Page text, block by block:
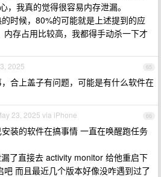
，我真的觉得很容易内存泄漏。
时候，80%的可能就是上述提到的应
内存占用比较高，我都得手动杀一下才
65
2025
合上盖子有问题，可能是有什么软件在
66
23, 2025 via iPhone
装的软件在搞事情 一直在唤醒跑任务
了直接去 activity monitor 给他重启下
吧 而且最近几个版本好像没咋遇到过了